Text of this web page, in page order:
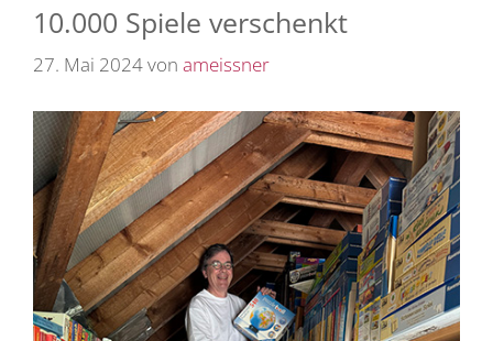
10.000 Spiele verschenkt
27. Mai 2024von ameissner